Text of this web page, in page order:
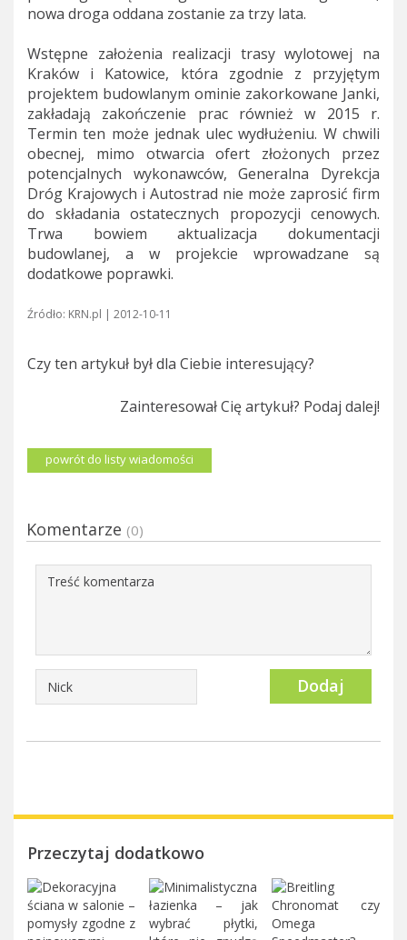
nowa droga oddana zostanie za trzy lata.
Wstępne założenia realizacji trasy wylotowej na
Kraków i Katowice, która zgodnie z przyjętym
projektem budowlanym ominie zakorkowane Janki,
zakładają zakończenie prac również w 2015 r.
Termin ten może jednak ulec wydłużeniu. W chwili
obecnej, mimo otwarcia ofert złożonych przez
potencjalnych wykonawców, Generalna Dyrekcja
Dróg Krajowych i Autostrad nie może zaprosić firm
do składania ostatecznych propozycji cenowych.
Trwa bowiem aktualizacja dokumentacji
budowlanej, a w projekcie wprowadzane są
dodatkowe poprawki.
Źródło: KRN.pl | 2012-10-11
Czy ten artykuł był dla Ciebie interesujący?
Zainteresował Cię artykuł? Podaj dalej!
powrót do listy wiadomości
Komentarze (0)
Dodaj
Przeczytaj dodatkowo